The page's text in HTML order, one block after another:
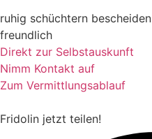
ruhig schüchtern bescheiden
freundlich
Direkt zur Selbstauskunft
Nimm Kontakt auf
Zum Vermittlungsablauf
Fridolin jetzt teilen!